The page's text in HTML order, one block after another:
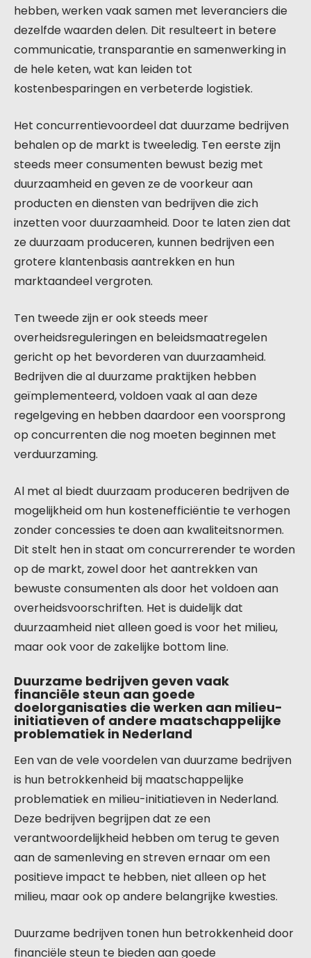
hebben, werken vaak samen met leveranciers die
dezelfde waarden delen. Dit resulteert in betere
communicatie, transparantie en samenwerking in
de hele keten, wat kan leiden tot
kostenbesparingen en verbeterde logistiek.
Het concurrentievoordeel dat duurzame bedrijven
behalen op de markt is tweeledig. Ten eerste zijn
steeds meer consumenten bewust bezig met
duurzaamheid en geven ze de voorkeur aan
producten en diensten van bedrijven die zich
inzetten voor duurzaamheid. Door te laten zien dat
ze duurzaam produceren, kunnen bedrijven een
grotere klantenbasis aantrekken en hun
marktaandeel vergroten.
Ten tweede zijn er ook steeds meer
overheidsreguleringen en beleidsmaatregelen
gericht op het bevorderen van duurzaamheid.
Bedrijven die al duurzame praktijken hebben
geïmplementeerd, voldoen vaak al aan deze
regelgeving en hebben daardoor een voorsprong
op concurrenten die nog moeten beginnen met
verduurzaming.
Al met al biedt duurzaam produceren bedrijven de
mogelijkheid om hun kostenefficiëntie te verhogen
zonder concessies te doen aan kwaliteitsnormen.
Dit stelt hen in staat om concurrerender te worden
op de markt, zowel door het aantrekken van
bewuste consumenten als door het voldoen aan
overheidsvoorschriften. Het is duidelijk dat
duurzaamheid niet alleen goed is voor het milieu,
maar ook voor de zakelijke bottom line.
Duurzame bedrijven geven vaak
financiële steun aan goede
doelorganisaties die werken aan milieu-
initiatieven of andere maatschappelijke
problematiek in Nederland
Een van de vele voordelen van duurzame bedrijven
is hun betrokkenheid bij maatschappelijke
problematiek en milieu-initiatieven in Nederland.
Deze bedrijven begrijpen dat ze een
verantwoordelijkheid hebben om terug te geven
aan de samenleving en streven ernaar om een
positieve impact te hebben, niet alleen op het
milieu, maar ook op andere belangrijke kwesties.
Duurzame bedrijven tonen hun betrokkenheid door
financiële steun te bieden aan goede